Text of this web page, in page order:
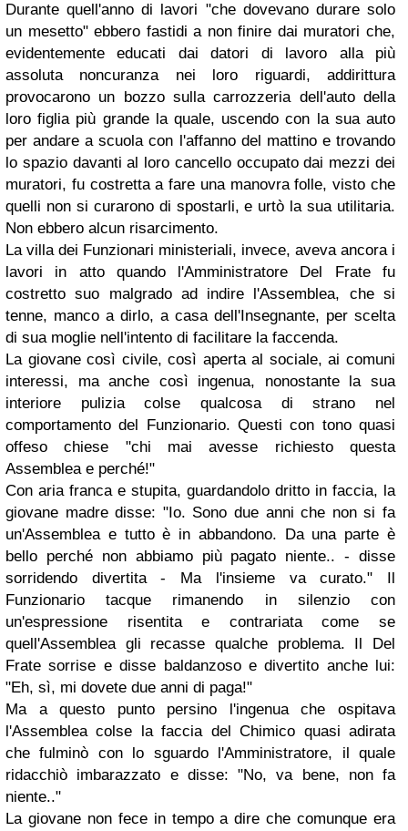
Durante quell'anno di lavori "che dovevano durare solo
un mesetto" ebbero fastidi a non finire dai muratori che,
evidentemente educati dai datori di lavoro alla più
assoluta noncuranza nei loro riguardi, addirittura
provocarono un bozzo sulla carrozzeria dell'auto della
loro figlia più grande la quale, uscendo con la sua auto
per andare a scuola con l'affanno del mattino e trovando
lo spazio davanti al loro cancello occupato dai mezzi dei
muratori, fu costretta a fare una manovra folle, visto che
quelli non si curarono di spostarli, e urtò la sua utilitaria.
Non ebbero alcun risarcimento.
La villa dei Funzionari ministeriali, invece, aveva ancora i
lavori in atto quando l'Amministratore Del Frate fu
costretto suo malgrado ad indire l'Assemblea, che si
tenne, manco a dirlo, a casa dell'Insegnante, per scelta
di sua moglie nell'intento di facilitare la faccenda.
La giovane così civile, così aperta al sociale, ai comuni
interessi, ma anche così ingenua, nonostante la sua
interiore pulizia colse qualcosa di strano nel
comportamento del Funzionario. Questi con tono quasi
offeso chiese "chi mai avesse richiesto questa
Assemblea e perché!"
Con aria franca e stupita, guardandolo dritto in faccia, la
giovane madre disse: "Io. Sono due anni che non si fa
un'Assemblea e tutto è in abbandono. Da una parte è
bello perché non abbiamo più pagato niente.. - disse
sorridendo divertita - Ma l'insieme va curato." Il
Funzionario tacque rimanendo in silenzio con
un'espressione risentita e contrariata come se
quell'Assemblea gli recasse qualche problema. Il Del
Frate sorrise e disse baldanzoso e divertito anche lui:
"Eh, sì, mi dovete due anni di paga!"
Ma a questo punto persino l'ingenua che ospitava
l'Assemblea colse la faccia del Chimico quasi adirata
che fulminò con lo sguardo l'Amministratore, il quale
ridacchiò imbarazzato e disse: "No, va bene, non fa
niente.."
La giovane non fece in tempo a dire che comunque era